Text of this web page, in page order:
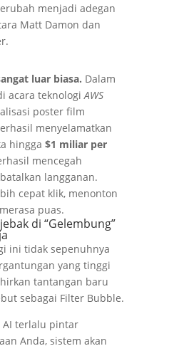
menjadi adegan
Matt Damon dan
luar biasa. Dalam
acara teknologiAWS
poster film
menyelamatkan
hingga $1 miliar per
mencegah
langganan.
cepat klik, menonton
puas.
di “Gelembung”
ini tidak sepenuhnya
yang tinggi
tantangan baru
sebagai Filter Bubble.
AI terlalu pintar
Anda, sistem akan